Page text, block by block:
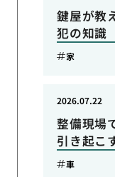
鍵屋が教
犯の知識
家
整備現場
引き起こ
2026.07.22
車